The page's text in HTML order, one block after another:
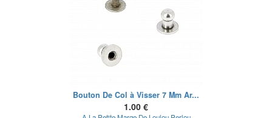
Bouton De Col à Visser 7 Mm Ar...
1.00 €